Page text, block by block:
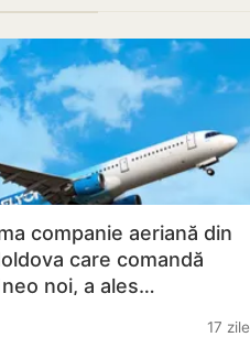
companie aeriană din
care comandă
noi, a ales…
17 zile